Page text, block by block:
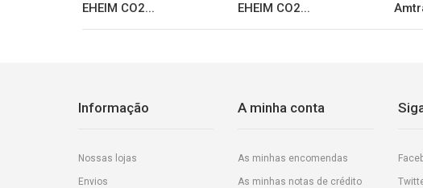
EHEIM CO2... EHEIM CO2...
Informação
Nossas lojas
Envios
A minha conta
As minhas encomendas
As minhas notas de crédito